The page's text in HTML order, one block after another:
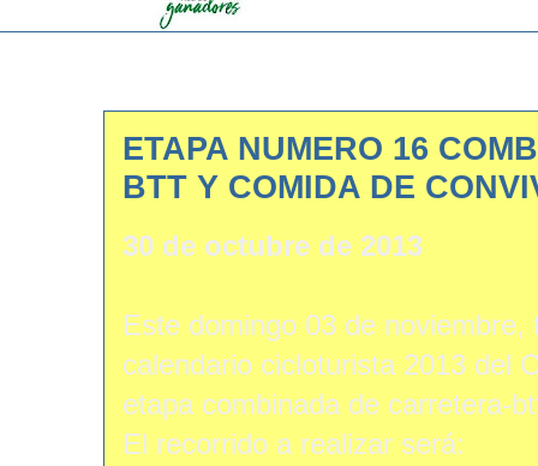
ETAPA NUMERO 16
BTT Y COMIDA DE
30 de octubre de 2013
Este domingo 03 de noviembre,
calendario cicloturista 2013 del
etapa combinada de carretera-
El recorrido a realizar será: